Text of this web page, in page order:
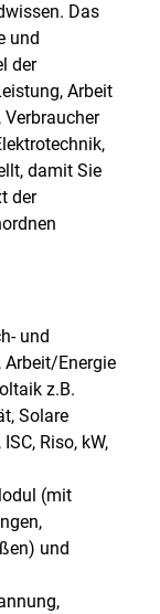
Das
und
der
Arbeit
Verbraucher
damit Sie
der
und
Arbeit/Energie
z.B.
Solare
Riso, kW,
(mit
und